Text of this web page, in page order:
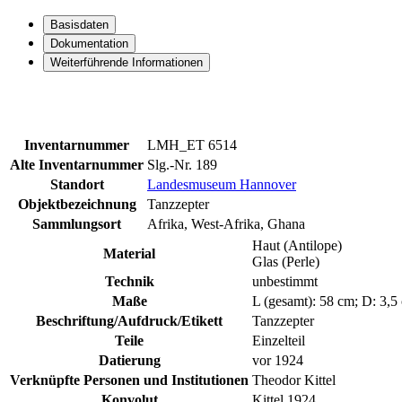
Basisdaten
Dokumentation
Weiterführende Informationen
Inventarnummer
LMH_ET 6514
Alte Inventarnummer Slg.-Nr. 189
Standort
Landesmuseum Hannover
Objektbezeichnung
Tanzzepter
Sammlungsort
Afrika, West-Afrika, Ghana
Material
Haut (Antilope)
Glas (Perle)
Technik
unbestimmt
Maße
L (gesamt): 58 cm; D: 3,5
Beschriftung/Aufdruck/Etikett
Tanzzepter
Teile
Einzelteil
Datierung
vor 1924
Verknüpfte Personen und Institutionen Theodor Kittel